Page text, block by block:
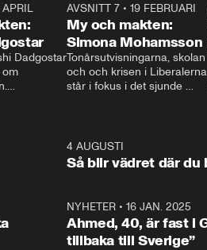
APRIL
Dadgostar
om
Ska vi
vi förstås
AVSNITT 7• 19 FEBRUARI
My och makten:
Simona Mohamsson
Tonårsutvisningarna, skolan
och och krisen i Liberalerna
står i fokus i det sjunde
kommentator My
Rohwedder ställer
utbildnings- och
Mohamsson till svars.
4 AUGUSTI
Så blir vädret där du
NYHETER• 16 JAN. 2025
Ahmed, 40, är fast i
tillbaka till Sverige”